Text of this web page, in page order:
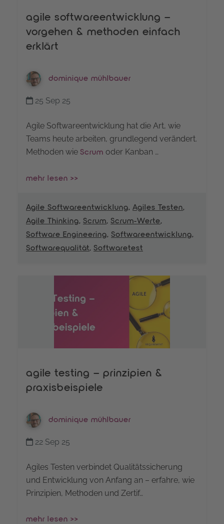
agile softwareentwicklung –
vorgehen & methoden einfach
erklärt
dominique mühlbauer
25 Sep 25
Agile Softwareentwicklung hat die Art, wie
Teams heute arbeiten, grundlegend verändert.
Methoden wie Scrum oder Kanban …
mehr lesen >>
Agile Softwareentwicklung, Agiles Testen,
Agile Thinking, Scrum, Scrum-Werte,
Software Engineering, Softwareentwicklung,
Softwarequalität, Softwaretest
agile testing – prinzipien &
praxisbeispiele
dominique mühlbauer
22 Sep 25
Agiles Testen verbindet Qualitätssicherung
und Entwicklung von Anfang an – erfahre, wie
Prinzipien, Methoden und Zertif…
mehr lesen >>